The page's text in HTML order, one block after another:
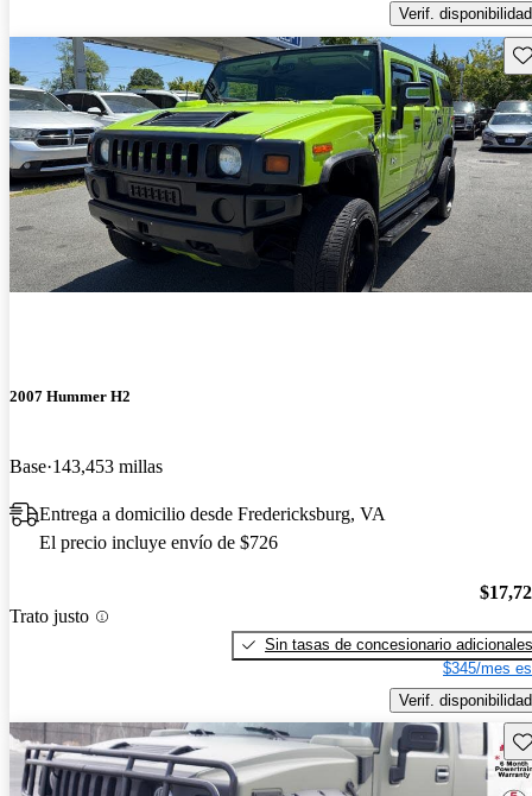
Verif. disponibilidad
2007 Hummer H2
Base 143,453 millas
Entrega a domicilio desde Fredericksburg, VA
El precio incluye envío de $726
Trato justo
Sin tasas de concesionario adicionales
$345/mes
Verif. disponibilidad